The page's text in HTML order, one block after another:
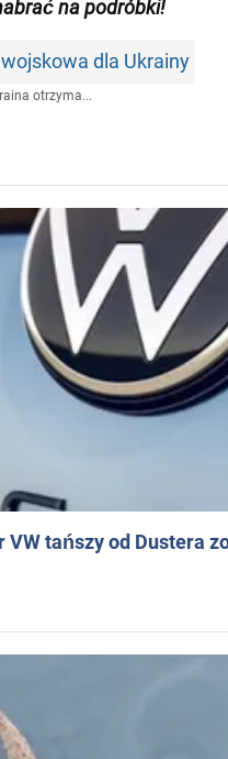
na podróbki!
dla Ukrainy
otrzyma...
VW tańszy od Dustera